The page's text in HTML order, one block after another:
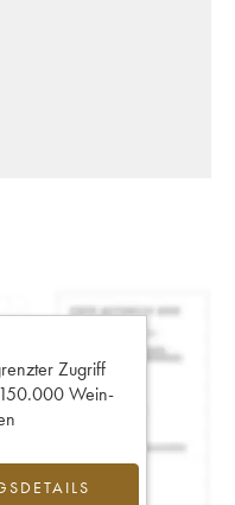
Zugriff
Wein-